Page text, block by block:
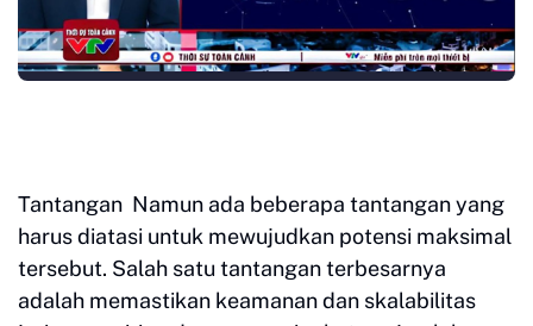
Tantangan Namun ada beberapa tantangan yang
harus diatasi untuk mewujudkan potensi maksimal
tersebut. Salah satu tantangan terbesarnya
adalah memastikan keamanan dan skalabilitas